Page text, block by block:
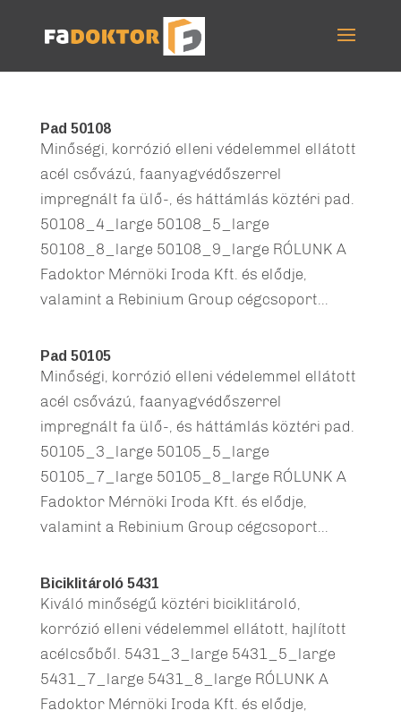
Pad 50108
Minőségi, korrózió elleni védelemmel ellátott
acél csővázú, faanyagvédőszerrel
impregnált fa ülő-, és háttámlás köztéri pad.
50108_4_large 50108_5_large
50108_8_large 50108_9_large RÓLUNK A
Fadoktor Mérnöki Iroda Kft. és elődje,
valamint a Rebinium Group cégcsoport...
Pad 50105
Minőségi, korrózió elleni védelemmel ellátott
acél csővázú, faanyagvédőszerrel
impregnált fa ülő-, és háttámlás köztéri pad.
50105_3_large 50105_5_large
50105_7_large 50105_8_large RÓLUNK A
Fadoktor Mérnöki Iroda Kft. és elődje,
valamint a Rebinium Group cégcsoport...
Biciklitároló 5431
Kiváló minőségű köztéri biciklitároló,
korrózió elleni védelemmel ellátott, hajlított
acélcsőből. 5431_3_large 5431_5_large
5431_7_large 5431_8_large RÓLUNK A
Fadoktor Mérnöki Iroda Kft. és elődje,